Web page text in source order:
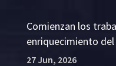
Comienzan los
enriquecimiento
27 Jun, 2026